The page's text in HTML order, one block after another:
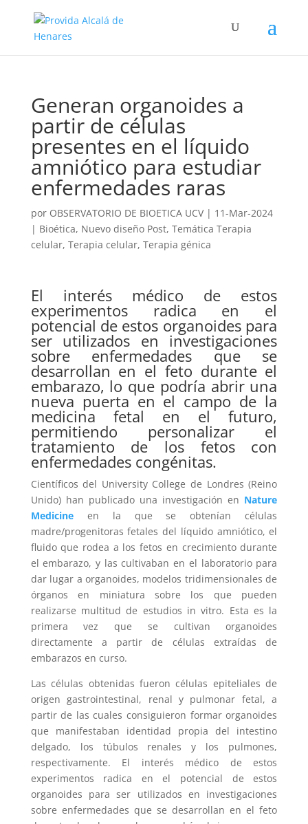
Generan organoides a
partir de células
presentes en el líquido
amniótico para estudiar
enfermedades raras
por OBSERVATORIO DE BIOETICA UCV| 11-Mar-2024
| Bioética, Nuevo diseño Post, Temática Terapia
celular, Terapia celular, Terapia génica
El interés médico de estos
experimentos radica en el
potencial de estos organoides para
ser utilizados en investigaciones
sobre enfermedades que se
desarrollan en el feto durante el
embarazo, lo que podría abrir una
nueva puerta en el campo de la
medicina fetal en el futuro,
permitiendo personalizar el
tratamiento de los fetos con
enfermedades congénitas.
Científicos del University College de Londres (Reino
Unido) han publicado una investigación en Nature
Medicine en la que se obtenían células
madre/progenitoras fetales del líquido amniótico, el
fluido que rodea a los fetos en crecimiento durante
el embarazo, y las cultivaban en el laboratorio para
dar lugar a organoides, modelos tridimensionales de
órganos en miniatura sobre los que pueden
realizarse multitud de estudios in vitro. Esta es la
primera vez que se cultivan organoides
directamente a partir de células extraídas de
embarazos en curso.
Las células obtenidas fueron células epiteliales de
origen gastrointestinal, renal y pulmonar fetal, a
partir de las cuales consiguieron formar organoides
que manifestaban identidad propia del intestino
delgado, los túbulos renales y los pulmones,
respectivamente. El interés médico de estos
experimentos radica en el potencial de estos
organoides para ser utilizados en investigaciones
sobre enfermedades que se desarrollan en el feto